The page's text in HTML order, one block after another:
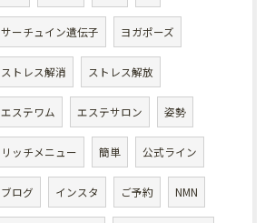
サーチュイン遺伝子 ヨガポーズ
ストレス解消 ストレス解放
エステワム エステサロン 姿勢
リッチメニュー 簡単 公式ライン
ブログ インスタ ご予約 NMN